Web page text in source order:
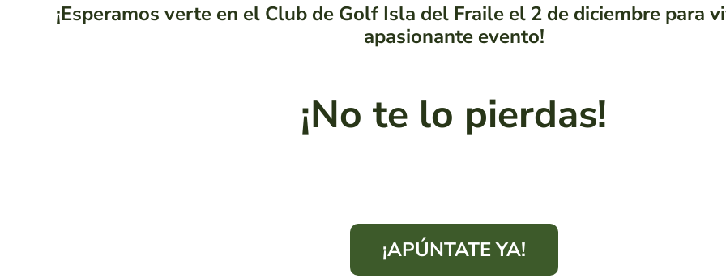
¡Esperamos verte en el Club de Golf Isla del Fraile el 2 de diciembre para
apasionante evento!
¡No te lo pierdas!
¡APÚNTATE YA!